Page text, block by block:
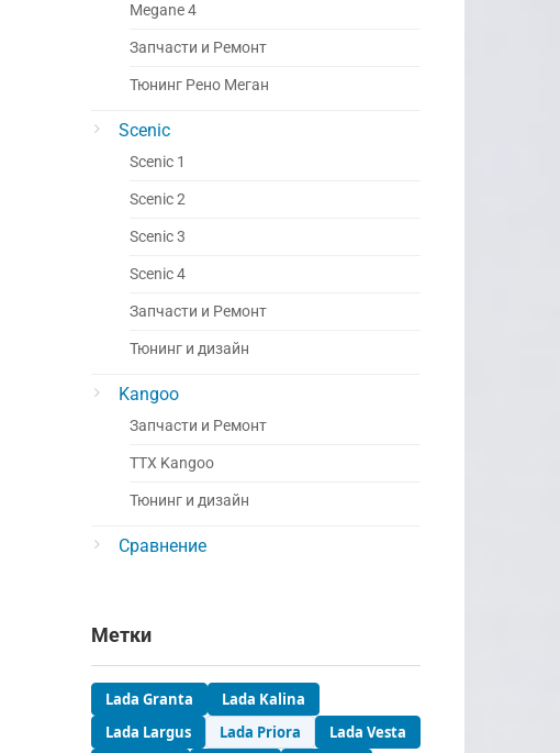
Megane 4
Запчасти и Ремонт
Тюнинг Рено Меган
Scenic
Scenic 1
Scenic 2
Scenic 3
Scenic 4
Запчасти и Ремонт
Тюнинг и дизайн
Kangoo
Запчасти и Ремонт
ТТХ Kangoo
Тюнинг и дизайн
Сравнение
Метки
Lada Granta
Lada Kalina
Lada Largus
Lada Priora
Lada Vesta